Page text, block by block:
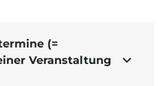
(=
Veranstaltung
